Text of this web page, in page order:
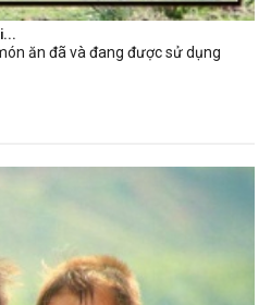
ăn đã và đang được sử dụng